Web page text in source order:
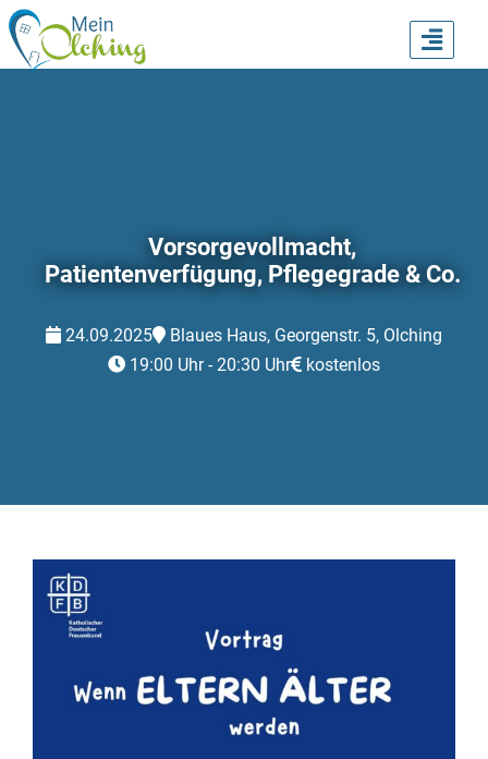
Vorsorgevollmacht,
Patientenverfügung, Pflegegrade & Co.
24.09.2025
Blaues Haus, Georgenstr. 5, Olching
19:00 Uhr - 20:30 Uhr
kostenlos